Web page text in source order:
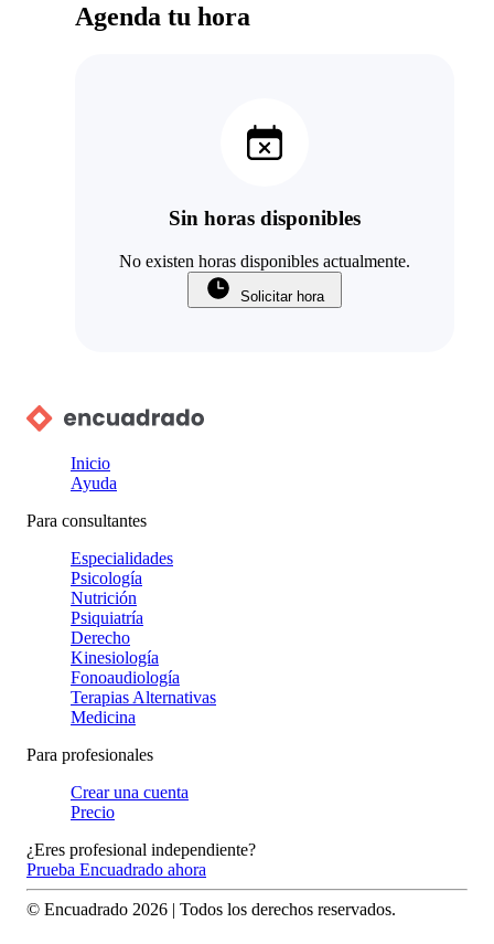
Agenda tu hora
Sin horas disponibles
No existen horas disponibles actualmente.
Solicitar hora
Inicio
Ayuda
Para consultantes
Especialidades
Psicología
Nutrición
Psiquiatría
Derecho
Kinesiología
Fonoaudiología
Terapias Alternativas
Medicina
Para profesionales
Crear una cuenta
Precio
¿Eres profesional independiente?
Prueba Encuadrado ahora
© Encuadrado 2026 | Todos los derechos reservados.